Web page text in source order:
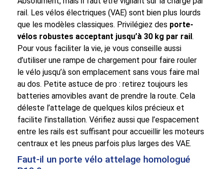
rail. Les vélos électriques (VAE) sont bien plus lourds
que les modèles classiques. Privilégiez des porte-
vélos robustes acceptant jusqu’à 30 kg par rail.
Pour vous faciliter la vie, je vous conseille aussi
d’utiliser une rampe de chargement pour faire rouler
le vélo jusqu’à son emplacement sans vous faire mal
au dos. Petite astuce de pro : retirez toujours les
batteries amovibles avant de prendre la route. Cela
déleste l’attelage de quelques kilos précieux et
facilite l’installation. Vérifiez aussi que l’espacement
entre les rails est suffisant pour accueillir les moteurs
centraux et les pneus parfois plus larges des VAE.
Faut-il un porte vélo attelage homologué